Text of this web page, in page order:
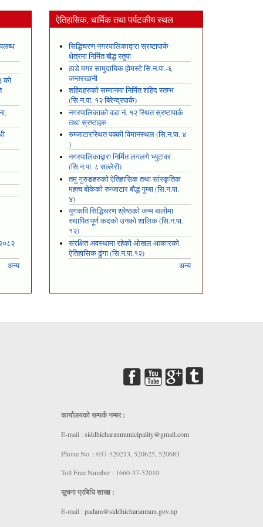
को
अन्य
ऐतिहासिक, धार्मिक तथा पर्यटकीय स्थल
सिद्धिचरण नगरपालिकाद्वारा स्रष्टापार्क
क्षेत्रमा निर्मित बौद्ध स्तुपा
ठाडे मगर सामुदायिक होमस्टे सि.न.पा.-६
जन्तरखानी
शहिदहरुको सम्मानमा निर्मित शहिद स्तम्भ
(सि.न.पा. १२ बिरेन्द्रपार्क)
नगरपालिकाको वडा नं. १२ स्थित स्रष्टापार्क
तथा स्रष्टाहरु
रुम्जाटारस्थित पक्की विमानस्थल (सि.न.पा. ४
)
नगरपालिकाद्वारा निर्मित लगलगे भ्युटावर
(सि.न.पा. ८ सल्लेरी)
तमु गुरुङहरुको ऐतिहासिक तथा सांस्कृतिक
महत्व बोकेको रुम्जाटार बौद्ध गुम्बा (सि.न.पा.
४)
युगकवि सिद्धिचरण श्रेष्ठको जन्म थलोमा
स्थापित पूर्ण कदको उनको शालिक (सि.न.पा.
१२)
संरक्षित अवस्थामा रहेको ओखल आकारको
ऐतिहासिक ढुंगा (सि.न.पा.१२)
अन्य
कार्यालयकाे सम्पर्क नम्बर :
E-mail : siddhicharanmunicipality@gmail.com
Phone No. : 037-520213, 520625, 520683
Toll Free Number : 1660-37-52010
सूचना प्रबिधि शाखा :
E-mail : padam@siddhicharanmun.gov.np